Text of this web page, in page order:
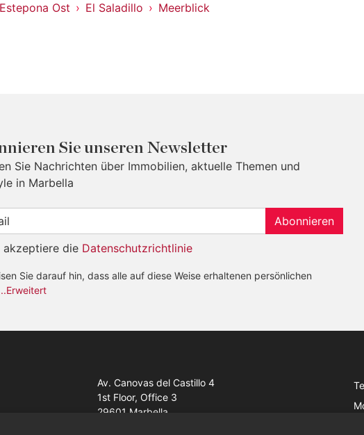
Estepona Ost El Saladillo Meerblick
Sie unseren Newsletter
Sie Nachrichten über Immobilien, aktuelle Themen und
in Marbella
Abonnieren
akzeptiere die Datenschutzrichtlinie
Sie darauf hin, dass alle auf diese Weise erhaltenen persönlichen
Av. Canovas del Castillo 4
1st Floor, Office 3
29601 Marbella